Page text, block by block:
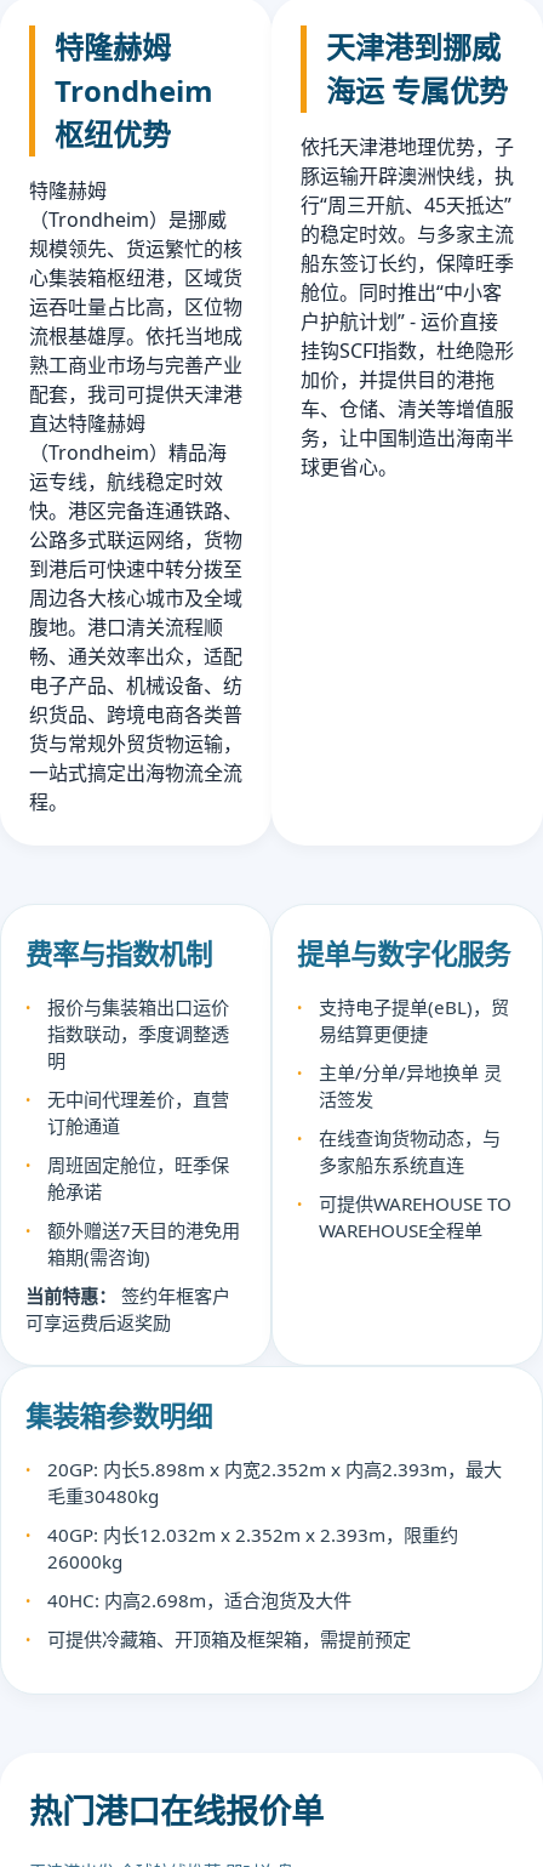
特隆赫姆
Trondheim
枢纽优势
特隆赫姆
（Trondheim）是挪威
规模领先、货运繁忙的核
心集装箱枢纽港，区域货
运吞吐量占比高，区位物
流根基雄厚。依托当地成
熟工商业市场与完善产业
配套，我司可提供天津港
直达特隆赫姆
（Trondheim）精品海
运专线，航线稳定时效
快。港区完备连通铁路、
公路多式联运网络，货物
到港后可快速中转分拨至
周边各大核心城市及全域
腹地。港口清关流程顺
畅、通关效率出众，适配
电子产品、机械设备、纺
织货品、跨境电商各类普
货与常规外贸货物运输，
一站式搞定出海物流全流
程。
天津港到挪威
海运 专属优势
依托天津港地理优势，子
豚运输开辟澳洲快线，执
行“周三开航、45天抵达”
的稳定时效。与多家主流
船东签订长约，保障旺季
舱位。同时推出“中小客
户护航计划” - 运价直接
挂钩SCFI指数，杜绝隐形
加价，并提供目的港拖
车、仓储、清关等增值服
务，让中国制造出海南半
球更省心。
费率与指数机制
报价与集装箱出口运价
指数联动，季度调整透
明
无中间代理差价，直营
订舱通道
周班固定舱位，旺季保
舱承诺
额外赠送7天目的港免用
箱期(需咨询)
当前特惠：
签约年框客户
可享运费后返奖励
提单与数字化服务
支持电子提单(eBL)，贸
易结算更便捷
主单/分单/异地换单 灵
活签发
在线查询货物动态，与
多家船东系统直连
可提供WAREHOUSE TO
WAREHOUSE全程单
集装箱参数明细
20GP: 内长5.898m x 内宽2.352m x 内高2.393m，最大
毛重30480kg
40GP: 内长12.032m x 2.352m x 2.393m，限重约
26000kg
40HC: 内高2.698m，适合泡货及大件
可提供冷藏箱、开顶箱及框架箱，需提前预定
热门港口在线报价单